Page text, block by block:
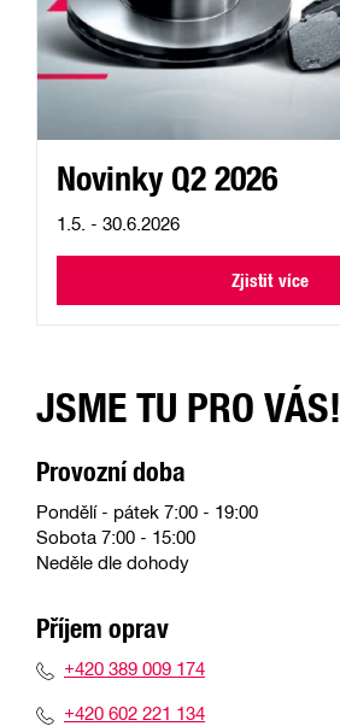
Novinky Q2 2026
1.5. - 30.6.2026
Zjistit více
JSME TU PRO VÁS!
Provozní doba
Pondělí - pátek 7:00 - 19:00
Sobota 7:00 - 15:00
Neděle dle dohody
Příjem oprav
+420 389 009 174
+420 602 221 134